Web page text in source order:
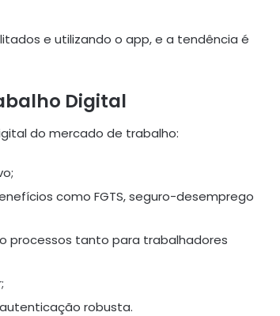
e utilizando o app, e a tendência é
Digital
do mercado de trabalho:
como FGTS, seguro-desemprego
processos tanto para trabalhadores
robusta.